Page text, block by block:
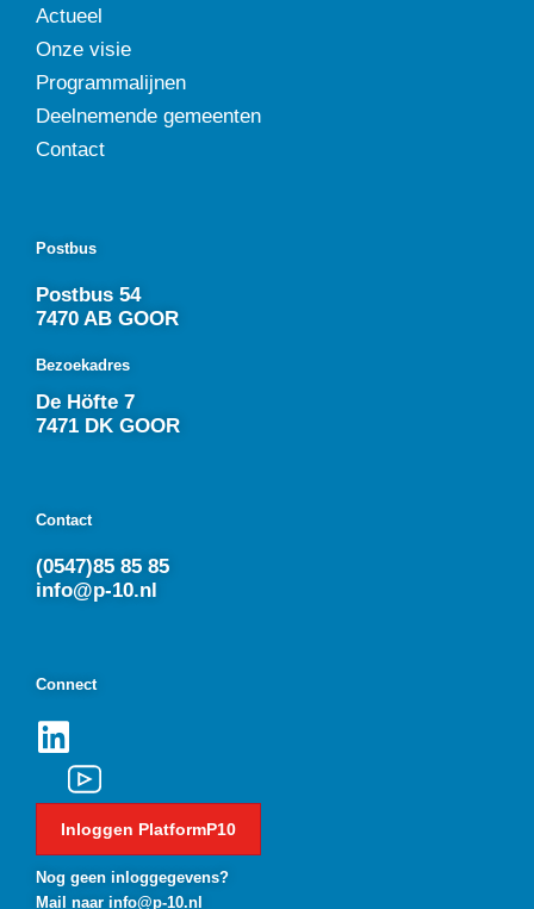
Actueel
Onze visie
Programmalijnen
Deelnemende gemeenten
Contact
Postbus
Postbus 54
7470 AB GOOR
Bezoekadres
De Höfte 7
7471 DK GOOR
Contact
(0547)85 85 85
info@p-10.nl
Connect
Inloggen PlatformP10
Nog geen inloggegevens?
Mail naar info@p-10.nl